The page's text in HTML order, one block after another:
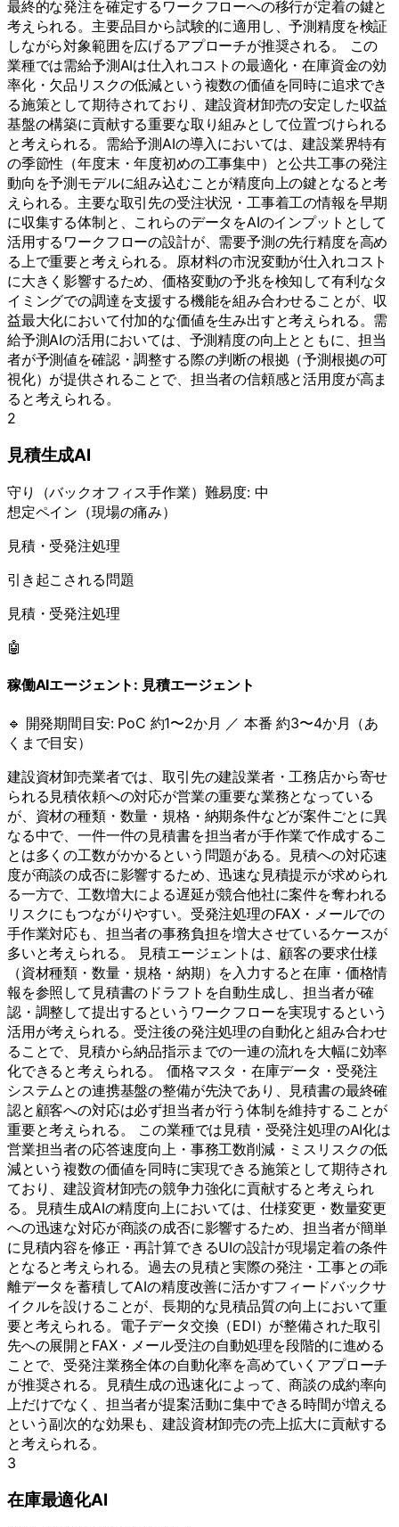
最終的な発注を確定するワークフローへの移行が定着の鍵と
考えられる。主要品目から試験的に適用し、予測精度を検証
しながら対象範囲を広げるアプローチが推奨される。 この
業種では需給予測AIは仕入れコストの最適化・在庫資金の効
率化・欠品リスクの低減という複数の価値を同時に追求でき
る施策として期待されており、建設資材卸売の安定した収益
基盤の構築に貢献する重要な取り組みとして位置づけられる
と考えられる。需給予測AIの導入においては、建設業界特有
の季節性（年度末・年度初めの工事集中）と公共工事の発注
動向を予測モデルに組み込むことが精度向上の鍵となると考
えられる。主要な取引先の受注状況・工事着工の情報を早期
に収集する体制と、これらのデータをAIのインプットとして
活用するワークフローの設計が、需要予測の先行精度を高め
る上で重要と考えられる。原材料の市況変動が仕入れコスト
に大きく影響するため、価格変動の予兆を検知して有利なタ
イミングでの調達を支援する機能を組み合わせることが、収
益最大化において付加的な価値を生み出すと考えられる。需
給予測AIの活用においては、予測精度の向上とともに、担当
者が予測値を確認・調整する際の判断の根拠（予測根拠の可
視化）が提供されることで、担当者の信頼感と活用度が高ま
ると考えられる。
2
見積生成AI
守り （バックオフィス手作業） 難易度: 中
想定ペイン（現場の痛み）
見積・受発注処理
引き起こされる問題
見積・受発注処理
🤖
稼働AIエージェント: 見積エージェント
🔹 開発期間目安: PoC 約1〜2か月 ／ 本番 約3〜4か月（あ
くまで目安）
建設資材卸売業者では、取引先の建設業者・工務店から寄せ
られる見積依頼への対応が営業の重要な業務となっている
が、資材の種類・数量・規格・納期条件などが案件ごとに異
なる中で、一件一件の見積書を担当者が手作業で作成するこ
とは多くの工数がかかるという問題がある。見積への対応速
度が商談の成否に影響するため、迅速な見積提示が求められ
る一方で、工数増大による遅延が競合他社に案件を奪われる
リスクにもつながりやすい。受発注処理のFAX・メールでの
手作業対応も、担当者の事務負担を増大させているケースが
多いと考えられる。 見積エージェントは、顧客の要求仕様
（資材種類・数量・規格・納期）を入力すると在庫・価格情
報を参照して見積書のドラフトを自動生成し、担当者が確
認・調整して提出するというワークフローを実現するという
活用が考えられる。受注後の発注処理の自動化と組み合わせ
ることで、見積から納品指示までの一連の流れを大幅に効率
化できると考えられる。 価格マスタ・在庫データ・受発注
システムとの連携基盤の整備が先決であり、見積書の最終確
認と顧客への対応は必ず担当者が行う体制を維持することが
重要と考えられる。 この業種では見積・受発注処理のAI化は
営業担当者の応答速度向上・事務工数削減・ミスリスクの低
減という複数の価値を同時に実現できる施策として期待され
ており、建設資材卸売の競争力強化に貢献すると考えられ
る。見積生成AIの精度向上においては、仕様変更・数量変更
への迅速な対応が商談の成否に影響するため、担当者が簡単
に見積内容を修正・再計算できるUIの設計が現場定着の条件
となると考えられる。過去の見積と実際の発注・工事との乖
離データを蓄積してAIの精度改善に活かすフィードバックサ
イクルを設けることが、長期的な見積品質の向上において重
要と考えられる。電子データ交換（EDI）が整備された取引
先への展開とFAX・メール受注の自動処理を段階的に進める
ことで、受発注業務全体の自動化率を高めていくアプローチ
が推奨される。見積生成の迅速化によって、商談の成約率向
上だけでなく、担当者が提案活動に集中できる時間が増える
という副次的な効果も、建設資材卸売の売上拡大に貢献する
と考えられる。
3
在庫最適化AI